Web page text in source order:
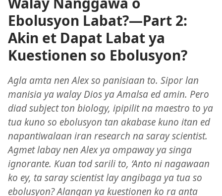
Ebolusyon Labat?—Part 2:
Akin et Dapat Labat ya
Kuestionen so Ebolusyon?
Agla amta nen Alex so panisiaan to. Sipor lan
manisia ya walay Dios ya Amalsa ed amin. Pero
diad subject ton biology, ipipilit na maestro to ya
tua kuno so ebolusyon tan akabase kuno itan ed
napantiwalaan iran research na saray scientist.
Agmet labay nen Alex ya ompaway ya singa
ignorante. Kuan tod sarili to, ‘Anto ni nagawaan
ko ey, ta saray scientist lay angibaga ya tua so
ebolusyon? Alangan ya kuestionen ko ra anta